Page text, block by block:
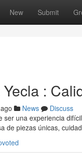
New Submit
:
News
Discuss
ser una experiencia
de piezas únicas,